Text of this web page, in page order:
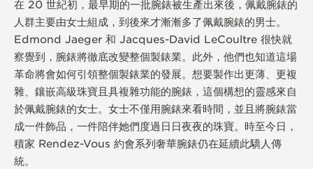
在 20 世紀初，最早期的一批腕錶被生產出來後，佩戴腕錶的
人群主要由女士組成，到後來才漸漸多了佩戴腕錶的男士。
Edmond Jaeger 和 Jacques-David LeCoultre 很快就
察覺到，腕錶將徹底改變整個製錶業。此外，他們也知道這場
革命將會如何引領整個製錶業的發展。想要製作出更薄、更複
雜、鑲嵌高級珠寶且具複雜功能的腕錶，這個構想的靈感來自
於佩戴腕錶的女士。女士不僅用腕錶來看時間，並且將腕錶當
成一件飾品，一件陪伴她們度過日日夜夜的珠寶。時至今日，
積家 Rendez-Vous 約會系列奢華腕錶仍在延續此驕人傳
統。